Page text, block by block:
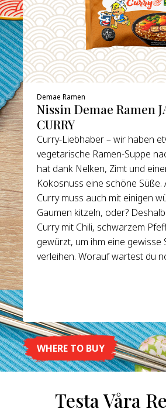
Demae Ramen
Nissin Demae Ramen
CURRY
Curry-Liebhaber – wir haben
vegetarische Ramen-Suppe
hat dank Nelken, Zimt und
Kokosnuss eine schöne Süße.
Curry muss auch mit einigen
Gaumen kitzeln, oder?
Curry mit Chili, schwarzem
gewürzt, um ihm eine gewisse
verleihen. Worauf wartest du
WHERE TO BUY
DETAILS
Testa Våra